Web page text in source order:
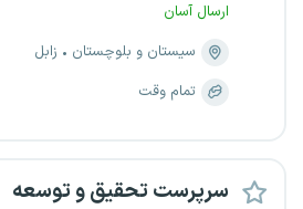
ارسال آسان
سیستان و بلوچستان
زابل
تمام وقت
سرپرست تحقیق و توسعه